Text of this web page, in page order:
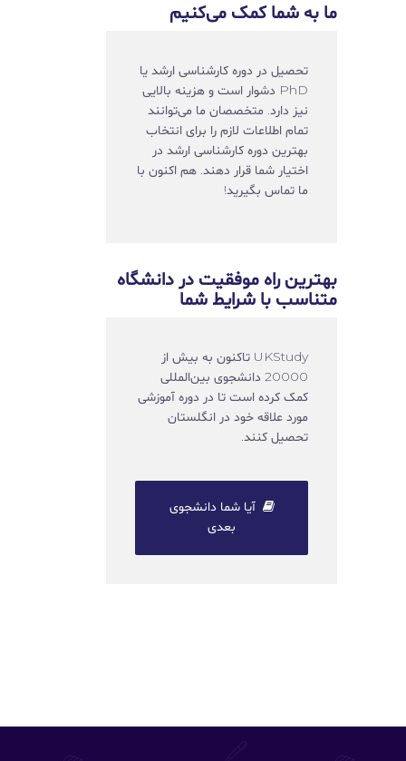
ما به شما کمک می‌کنیم
تحصیل در دوره کارشناسی ارشد یا
PhD دشوار است و هزینه بالایی
نیز دارد. متخصصان ما می‌توانند
تمام اطلاعات لازم را برای انتخاب
بهترین دوره کارشناسی ارشد در
اختیار شما قرار دهند. هم اکنون با
ما تماس بگیرید!
بهترین راه موفقیت در دانشگاه
متناسب با شرایط شما
UKStudy تاکنون به بیش از
20000 دانشجوی بین‌المللی
کمک کرده است تا در دوره آموزشی
مورد علاقه خود در انگلستان
تحصیل کنند.
آیا شما دانشجوی
بعدی